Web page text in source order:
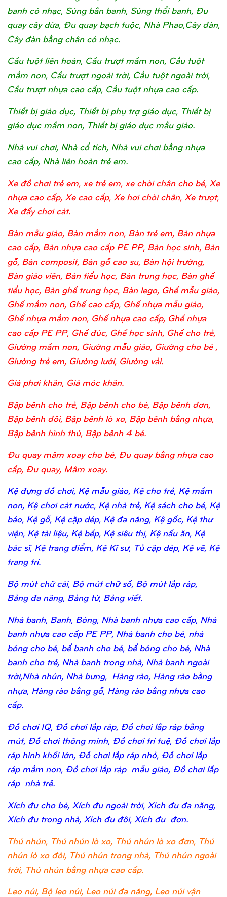
banh có nhạc, Súng bắn banh, Súng thổi banh, Đu
quay cây dừa, Đu quay bạch tuộc, Nhà Phao,Cây đàn,
Cây đàn bằng chân có nhạc.
Cầu tuột liên hoàn, Cầu trượt mầm non, Cầu tuột
mầm non, Cầu trượt ngoài trời, Cầu tuột ngoài trời,
Cầu trượt nhựa cao cấp, Cầu tuột nhựa cao cấp.
Thiết bị giáo dục, Thiết bị phụ trợ giáo dục, Thiết bị
giáo dục mầm non, Thiết bị giáo dục mẫu giáo.
Nhà vui chơi, Nhà cổ tích, Nhà vui chơi bằng nhựa
cao cấp, Nhà liên hoàn trẻ em.
Xe đồ chơi trẻ em, xe trẻ em, xe chòi chân cho bé, Xe
nhựa cao cấp, Xe cao cấp, Xe hơi chòi chân, Xe trượt,
Xe đẩy chơi cát.
Bàn mẫu giáo, Bàn mầm non, Bàn trẻ em, Bàn nhựa
cao cấp, Bàn nhựa cao cấp PE PP, Bàn học sinh, Bàn
gỗ, Bàn composit, Bàn gỗ cao su, Bàn hội trường,
Bàn giáo viên, Bàn tiểu học, Bàn trung học, Bàn ghế
tiểu học, Bàn ghế trung học, Bàn lego, Ghế mẫu giáo,
Ghế mầm non, Ghế cao cấp, Ghế nhựa mẫu giáo,
Ghế nhựa mầm non, Ghế nhựa cao cấp, Ghế nhựa
cao cấp PE PP, Ghế đúc, Ghế học sinh, Ghế cho trẻ,
Giường mầm non, Giường mẫu giáo, Giường cho bé ,
Giường trẻ em, Giường lưới, Giường vải.
Giá phơi khăn, Giá móc khăn.
Bập bênh cho trẻ, Bập bênh cho bé, Bập bênh đơn,
Bập bênh đôi, Bập bênh lò xo, Bập bênh bằng nhựa,
Bập bênh hình thú, Bập bênh 4 bé.
Đu quay mâm xoay cho bé, Đu quay bằng nhựa cao
cấp, Đu quay, Mâm xoay.
Kệ đựng đồ chơi, Kệ mẫu giáo, Kệ cho trẻ, Kệ mầm
non, Kệ chơi cát nước, Kệ nhà trẻ, Kệ sách cho bé, Kệ
báo, Kệ gỗ, Kệ cặp dép, Kệ đa năng, Kệ gốc, Kệ thư
viện, Kệ tài liệu, Kệ bếp, Kệ siêu thị, Kệ nấu ăn, Kệ
bác sĩ, Kệ trang điểm, Kệ Kĩ sư, Tủ cặp dép, Kệ vẽ, Kệ
trang trí.
Bộ mút chữ cái, Bộ mút chữ số, Bộ mút lắp ráp,
Bảng đa năng, Bảng từ, Bảng viết.
Nhà banh, Banh, Bóng, Nhà banh nhựa cao cấp, Nhà
banh nhựa cao cấp PE PP, Nhà banh cho bé, nhà
bóng cho bé, bể banh cho bé, bể bóng cho bé, Nhà
banh cho trẻ, Nhà banh trong nhà, Nhà banh ngoài
trời,Nhà nhún, Nhà bưng, Hàng rào, Hàng rào bằng
nhựa, Hàng rào bằng gỗ, Hàng rào bằng nhựa cao
cấp.
Đồ chơi IQ, Đồ chơi lắp ráp, Đồ chơi lắp ráp bằng
mút, Đồ chơi thông minh, Đồ chơi trí tuệ, Đồ chơi lắp
ráp hình khối lớn, Đồ chơi lắp ráp nhỏ, Đồ chơi lắp
ráp mầm non, Đồ chơi lắp ráp mẫu giáo, Đồ chơi lắp
ráp nhà trẻ.
Xích đu cho bé, Xích đu ngoài trời, Xích đu đa năng,
Xích đu trong nhà, Xích đu đôi, Xích đu đơn.
Thú nhún, Thú nhún lò xo, Thú nhún lò xo đơn, Thú
nhún lò xo đôi, Thú nhún trong nhà, Thú nhún ngoài
trời, Thú nhún bằng nhựa cao cấp.
Leo núi, Bộ leo núi, Leo núi đa năng, Leo núi vận